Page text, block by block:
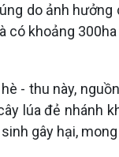
do ảnh
có khoảng
- thu này,
lúa đẻ nhánh
gây hại,